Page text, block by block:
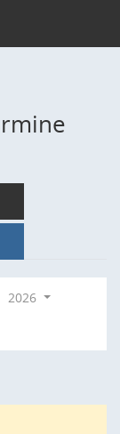
2026